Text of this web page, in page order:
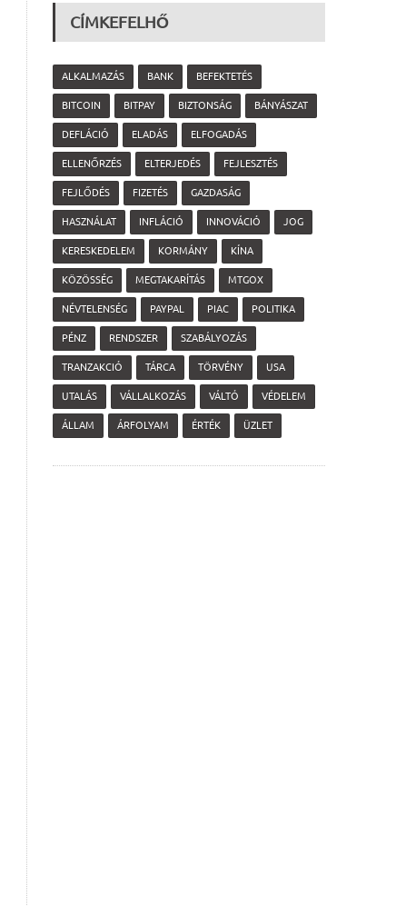
CÍMKEFELHŐ
ALKALMAZÁS BANK BEFEKTETÉS
BITCOIN BITPAY BIZTONSÁG BÁNYÁSZAT
DEFLÁCIÓ ELADÁS ELFOGADÁS
ELLENŐRZÉS ELTERJEDÉS FEJLESZTÉS
FEJLŐDÉS FIZETÉS GAZDASÁG
HASZNÁLAT INFLÁCIÓ INNOVÁCIÓ JOG
KERESKEDELEM KORMÁNY KÍNA
KÖZÖSSÉG MEGTAKARÍTÁS MTGOX
NÉVTELENSÉG PAYPAL PIAC POLITIKA
PÉNZ RENDSZER SZABÁLYOZÁS
TRANZAKCIÓ TÁRCA TÖRVÉNY USA
UTALÁS VÁLLALKOZÁS VÁLTÓ VÉDELEM
ÁLLAM ÁRFOLYAM ÉRTÉK ÜZLET